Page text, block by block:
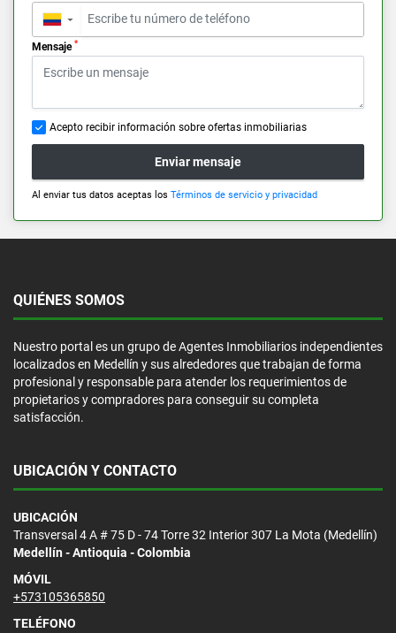
▼
Mensaje *
Acepto recibir información sobre ofertas inmobiliarias
Enviar mensaje
Al enviar tus datos aceptas los Términos de servicio y privacidad
QUIÉNES SOMOS
Nuestro portal es un grupo de Agentes Inmobiliarios independientes
localizados en Medellín y sus alrededores que trabajan de forma
profesional y responsable para atender los requerimientos de
propietarios y compradores para conseguir su completa
satisfacción.
UBICACIÓN Y CONTACTO
UBICACIÓN
Transversal 4 A # 75 D - 74 Torre 32 Interior 307 La Mota (Medellín)
Medellín - Antioquia - Colombia
MÓVIL
+573105365850
TELÉFONO